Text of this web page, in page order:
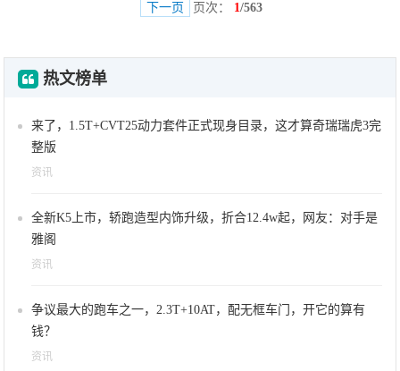
下一页
页次： 1/563
热文榜单
来了，1.5T+CVT25动力套件正式现身目录，这才算奇瑞瑞虎3完
整版
资讯
全新K5上市，轿跑造型内饰升级，折合12.4w起，网友：对手是
雅阁
资讯
争议最大的跑车之一，2.3T+10AT，配无框车门，开它的算有
钱？
资讯